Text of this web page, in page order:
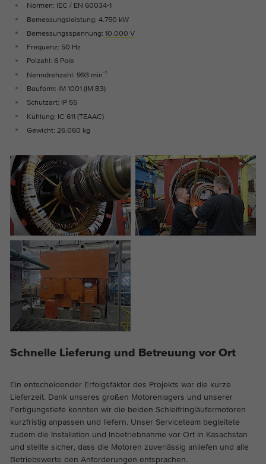
Normen: IEC / EN 60034-1
Bemessungsleistung: 4.750 kW
Bemessungsspannung:10.000 V
Frequenz: 50 Hz
Polzahl: 6 Pole
Nenndrehzahl: 993 min⁻¹
Bauform: IM 1001 (IM B3)
Schutzart: IP 55
Kühlung: IC 611 (TEAAC)
Gewicht: 26.060 kg
Schnelle Lieferung und Betreuung vor Ort
Ein entscheidender Erfolgsfaktor des Projekts war die kurze
Lieferzeit. Dank unseres großen Motorenlagers und unserer
Fertigungstiefe konnten wir die beiden Schleifringläufermotoren
kurzfristig anpassen und liefern. Unser Serviceteam begleitete
zudem die Installation und Inbetriebnahme vor Ort in Kasachstan
und stellte sicher, dass die Motoren zuverlässig anliefen und alle
Betriebswerte den Anforderungen entsprachen.
Name _ga_*
Anbieter
Laufzeit 2 Jahre
Zweck
installiert. Das Cookie wird verwendet um